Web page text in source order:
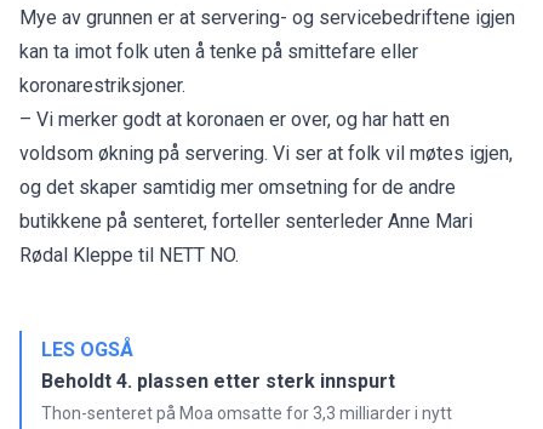
Mye av grunnen er at servering- og servicebedriftene igjen
kan ta imot folk uten å tenke på smittefare eller
koronarestriksjoner.
– Vi merker godt at koronaen er over, og har hatt en
voldsom økning på servering. Vi ser at folk vil møtes igjen,
og det skaper samtidig mer omsetning for de andre
butikkene på senteret, forteller senterleder Anne Mari
Rødal Kleppe til NETT NO.
LES OGSÅ
Beholdt 4. plassen etter sterk innspurt
Thon-senteret på Moa omsatte for 3,3 milliarder i nytt